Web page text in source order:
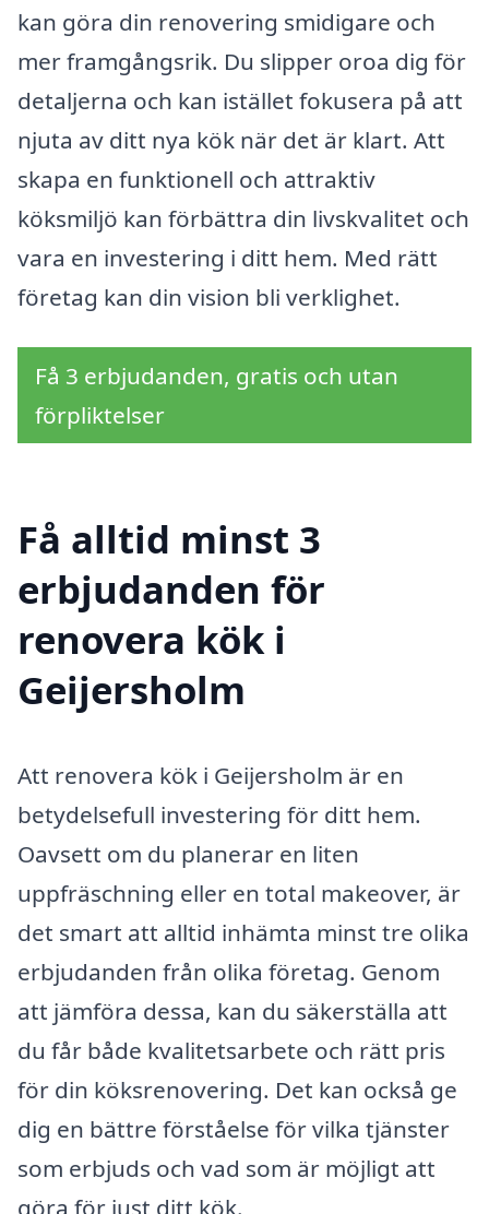
kan göra din renovering smidigare och
mer framgångsrik. Du slipper oroa dig för
detaljerna och kan istället fokusera på att
njuta av ditt nya kök när det är klart. Att
skapa en funktionell och attraktiv
köksmiljö kan förbättra din livskvalitet och
vara en investering i ditt hem. Med rätt
företag kan din vision bli verklighet.
Få 3 erbjudanden, gratis och utan
förpliktelser
Få alltid minst 3
erbjudanden för
renovera kök i
Geijersholm
Att renovera kök i Geijersholm är en
betydelsefull investering för ditt hem.
Oavsett om du planerar en liten
uppfräschning eller en total makeover, är
det smart att alltid inhämta minst tre olika
erbjudanden från olika företag. Genom
att jämföra dessa, kan du säkerställa att
du får både kvalitetsarbete och rätt pris
för din köksrenovering. Det kan också ge
dig en bättre förståelse för vilka tjänster
som erbjuds och vad som är möjligt att
göra för just ditt kök.